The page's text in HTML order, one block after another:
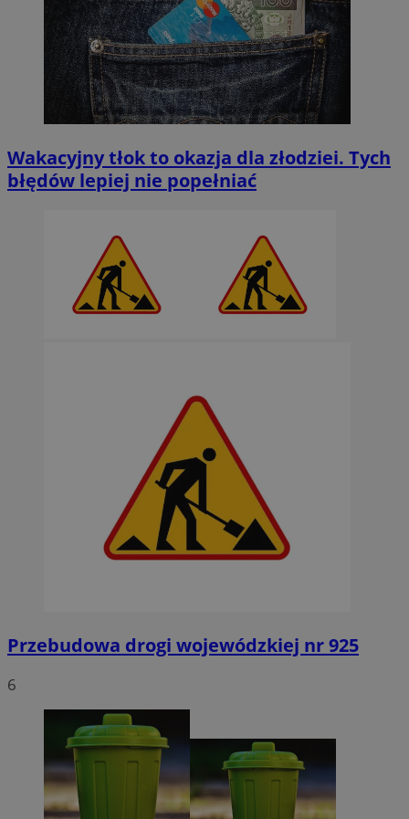
Wakacyjny tłok to okazja dla złodziei. Tych
błędów lepiej nie popełniać
Przebudowa drogi wojewódzkiej nr 925
6